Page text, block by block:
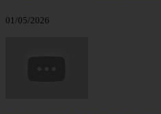
01/05/2026